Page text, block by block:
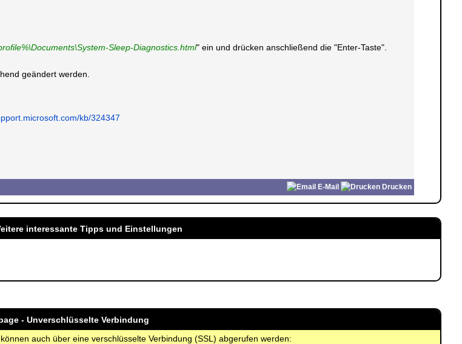
Sleep-Diagnostics.html" ein und drücken anschließend die "Enter-Taste".
geändert werden.
kb/324347
E-Mail Drucken
interessante Tipps und Einstellungen
- Unverschlüsselte Verbindung
auch über eine verschlüsselte Verbindung (SSL) abgerufen werden: